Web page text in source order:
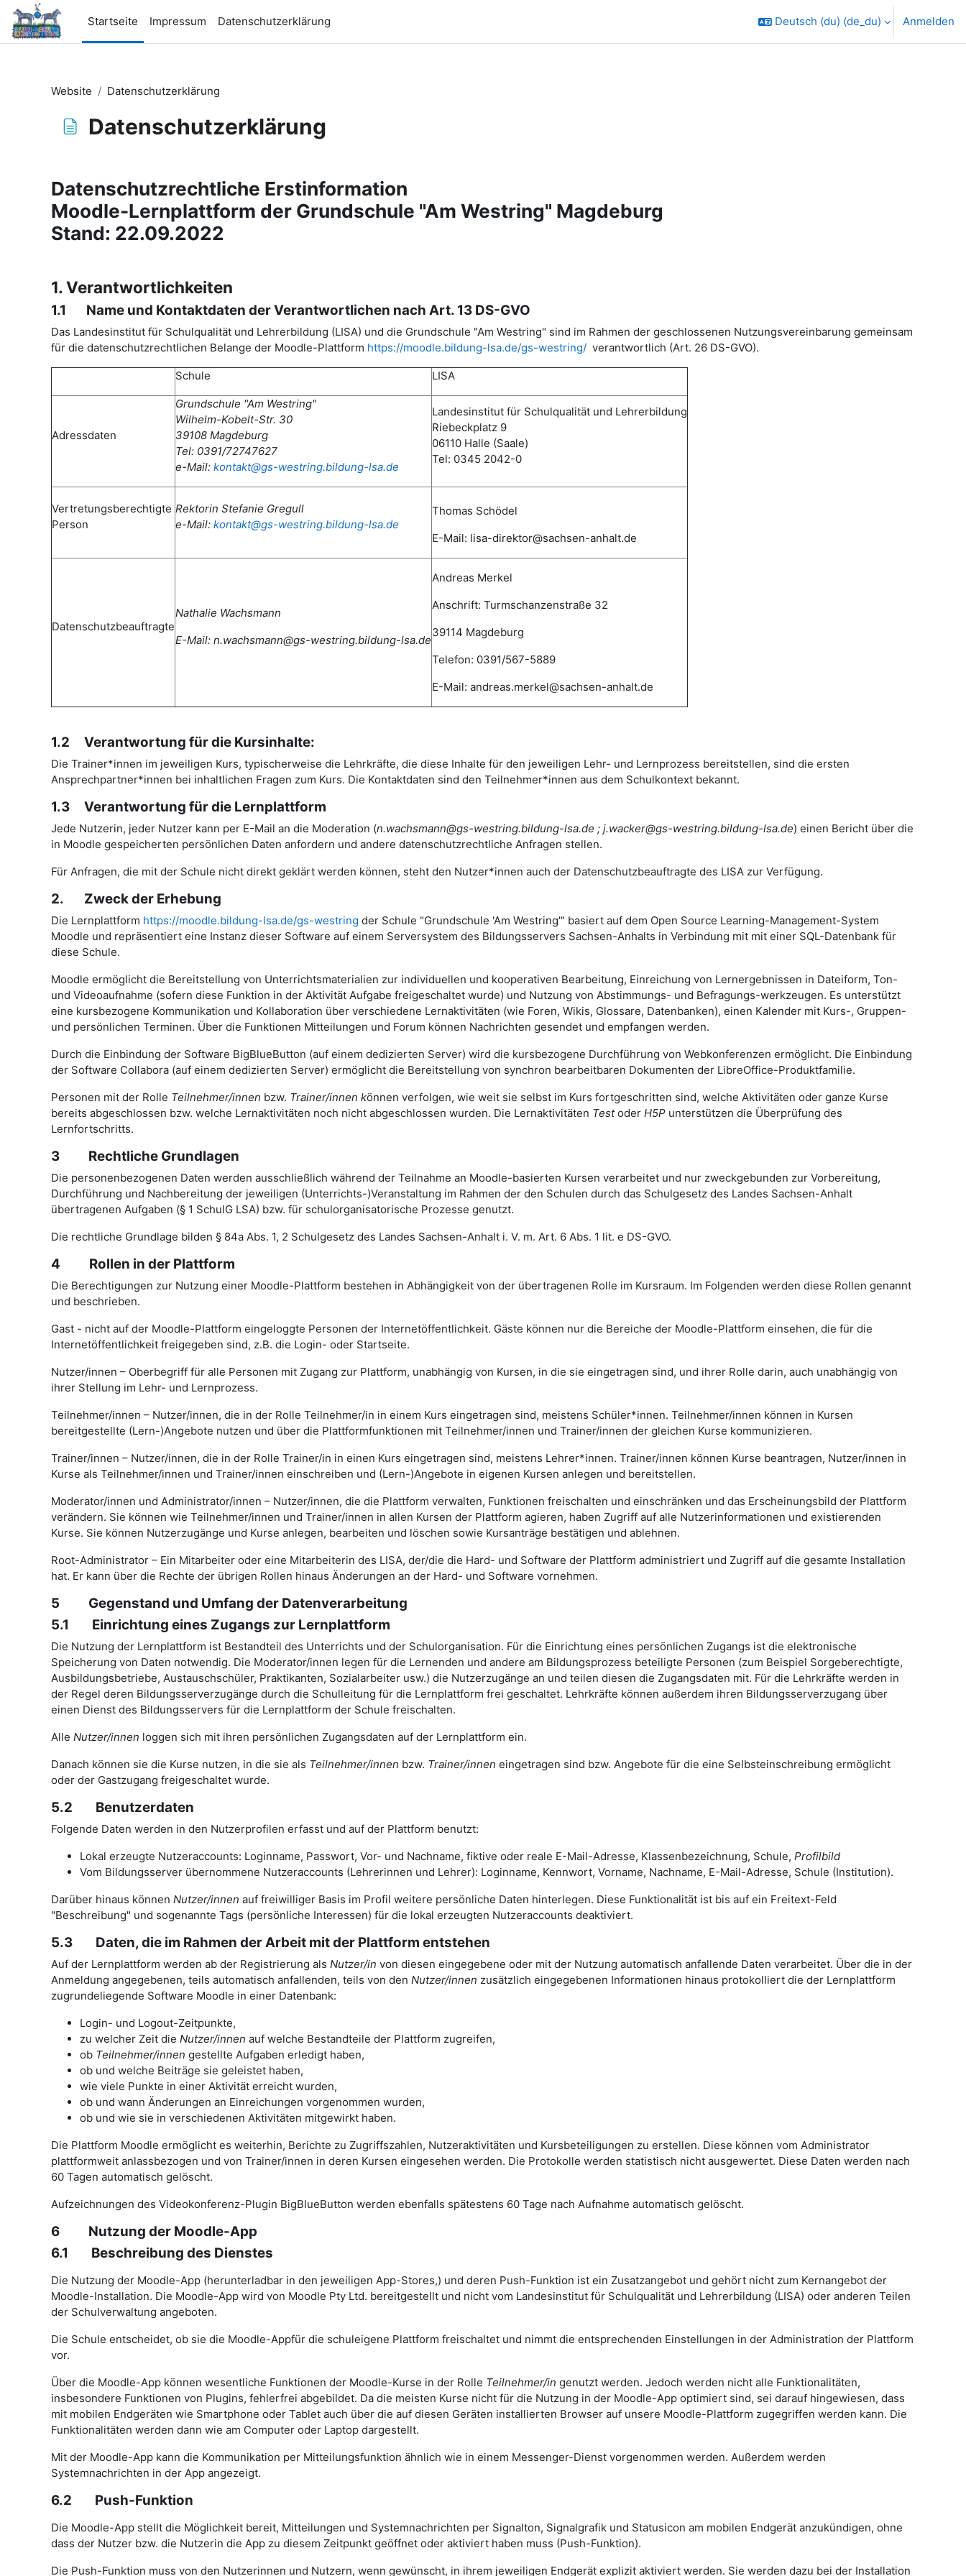
Zum Hauptinhalt
Startseite
Impressum Datenschutzerklärung Deutsch (du) ‎(de_du)‎ Anmelden
Website Datenschutzerklärung
Datenschutzerklärung
Datenschutzrechtliche Erstinformation
Moodle-Lernplattform der Grundschule "Am Westring" Magdeburg
Stand: 22.09.2022
1. Verantwortlichkeiten
1.1 Name und Kontaktdaten der Verantwortlichen nach Art. 13 DS-GVO
Das Landesinstitut für Schulqualität und Lehrerbildung (LISA) und die Grundschule "Am Westring" sind im Rahmen der geschlossenen Nutzungsvereinbarung gemeinsam
für die datenschutzrechtlichen Belange der Moodle-Plattform https://moodle.bildung-lsa.de/gs-westring/ verantwortlich (Art. 26 DS-GVO).
Schule LISA
Adressdaten
Grundschule "Am Westring"
Wilhelm-Kobelt-Str. 30
39108 Magdeburg
Tel: 0391/72747627
e-Mail: kontakt@gs-westring.bildung-lsa.de
Landesinstitut für Schulqualität und Lehrerbildung
Riebeckplatz 9
06110 Halle (Saale)
Tel: 0345 2042-0
Vertretungsberechtigte
Person
Rektorin Stefanie Gregull
e-Mail: kontakt@gs-westring.bildung-lsa.de
Thomas Schödel
E-Mail: lisa-direktor@sachsen-anhalt.de
Datenschutzbeauftragte
Nathalie Wachsmann
E-Mail: n.wachsmann@gs-westring.bildung-lsa.de
Andreas Merkel
Anschrift: Turmschanzenstraße 32
39114 Magdeburg
Telefon: 0391/567-5889
E-Mail: andreas.merkel@sachsen-anhalt.de
1.2 Verantwortung für die Kursinhalte:
Die Trainer*innen im jeweiligen Kurs, typischerweise die Lehrkräfte, die diese Inhalte für den jeweiligen Lehr- und Lernprozess bereitstellen, sind die ersten
Ansprechpartner*innen bei inhaltlichen Fragen zum Kurs. Die Kontaktdaten sind den Teilnehmer*innen aus dem Schulkontext bekannt.
1.3 Verantwortung für die Lernplattform
Jede Nutzerin, jeder Nutzer kann per E-Mail an die Moderation (n.wachsmann@gs-westring.bildung-lsa.de ; j.wacker@gs-westring.bildung-lsa.de) einen Bericht über die
in Moodle gespeicherten persönlichen Daten anfordern und andere datenschutzrechtliche Anfragen stellen.
Für Anfragen, die mit der Schule nicht direkt geklärt werden können, steht den Nutzer*innen auch der Datenschutzbeauftragte des LISA zur Verfügung.
2. Zweck der Erhebung
Die Lernplattform https://moodle.bildung-lsa.de/gs-westring der Schule "Grundschule 'Am Westring'" basiert auf dem Open Source Learning-Management-System
Moodle und repräsentiert eine Instanz dieser Software auf einem Serversystem des Bildungsservers Sachsen-Anhalts in Verbindung mit mit einer SQL-Datenbank für
diese Schule.
Moodle ermöglicht die Bereitstellung von Unterrichtsmaterialien zur individuellen und kooperativen Bearbeitung, Einreichung von Lernergebnissen in Dateiform, Ton-
und Videoaufnahme (sofern diese Funktion in der Aktivität Aufgabe freigeschaltet wurde) und Nutzung von Abstimmungs- und Befragungs-werkzeugen. Es unterstützt
eine kursbezogene Kommunikation und Kollaboration über verschiedene Lernaktivitäten (wie Foren, Wikis, Glossare, Datenbanken), einen Kalender mit Kurs-, Gruppen-
und persönlichen Terminen. Über die Funktionen Mitteilungen und Forum können Nachrichten gesendet und empfangen werden.
Durch die Einbindung der Software BigBlueButton (auf einem dedizierten Server) wird die kursbezogene Durchführung von Webkonferenzen ermöglicht. Die Einbindung
der Software Collabora (auf einem dedizierten Server) ermöglicht die Bereitstellung von synchron bearbeitbaren Dokumenten der LibreOffice-Produktfamilie.
Personen mit der Rolle Teilnehmer/innen bzw. Trainer/innen können verfolgen, wie weit sie selbst im Kurs fortgeschritten sind, welche Aktivitäten oder ganze Kurse
bereits abgeschlossen bzw. welche Lernaktivitäten noch nicht abgeschlossen wurden. Die Lernaktivitäten Testoder H5P unterstützen die Überprüfung des
Lernfortschritts.
3 Rechtliche Grundlagen
Die personenbezogenen Daten werden ausschließlich während der Teilnahme an Moodle-basierten Kursen verarbeitet und nur zweckgebunden zur Vorbereitung,
Durchführung und Nachbereitung der jeweiligen (Unterrichts-)Veranstaltung im Rahmen der den Schulen durch das Schulgesetz des Landes Sachsen-Anhalt
übertragenen Aufgaben (§ 1 SchulG LSA) bzw. für schulorganisatorische Prozesse genutzt.
Die rechtliche Grundlage bilden § 84a Abs. 1, 2 Schulgesetz des Landes Sachsen-Anhalt i. V. m. Art. 6 Abs. 1 lit. e DS-GVO.
4 Rollen in der Plattform
Die Berechtigungen zur Nutzung einer Moodle-Plattform bestehen in Abhängigkeit von der übertragenen Rolle im Kursraum. Im Folgenden werden diese Rollen genannt
und beschrieben.
Gast - nicht auf der Moodle-Plattform eingeloggte Personen der Internetöffentlichkeit. Gäste können nur die Bereiche der Moodle-Plattform einsehen, die für die
Internetöffentlichkeit freigegeben sind, z.B. die Login- oder Startseite.
Nutzer/innen – Oberbegriff für alle Personen mit Zugang zur Plattform, unabhängig von Kursen, in die sie eingetragen sind, und ihrer Rolle darin, auch unabhängig von
ihrer Stellung im Lehr- und Lernprozess.
Teilnehmer/innen – Nutzer/innen, die in der Rolle Teilnehmer/in in einem Kurs eingetragen sind, meistens Schüler*innen. Teilnehmer/innen können in Kursen
bereitgestellte (Lern-)Angebote nutzen und über die Plattformfunktionen mit Teilnehmer/innen und Trainer/innen der gleichen Kurse kommunizieren.
Trainer/innen – Nutzer/innen, die in der Rolle Trainer/in in einen Kurs eingetragen sind, meistens Lehrer*innen. Trainer/innen können Kurse beantragen, Nutzer/innen in
Kurse als Teilnehmer/innen und Trainer/innen einschreiben und (Lern-)Angebote in eigenen Kursen anlegen und bereitstellen.
Moderator/innen und Administrator/innen – Nutzer/innen, die die Plattform verwalten, Funktionen freischalten und einschränken und das Erscheinungsbild der Plattform
verändern. Sie können wie Teilnehmer/innen und Trainer/innen in allen Kursen der Plattform agieren, haben Zugriff auf alle Nutzerinformationen und existierenden
Kurse. Sie können Nutzerzugänge und Kurse anlegen, bearbeiten und löschen sowie Kursanträge bestätigen und ablehnen.
Root-Administrator – Ein Mitarbeiter oder eine Mitarbeiterin des LISA, der/die die Hard- und Software der Plattform administriert und Zugriff auf die gesamte Installation
hat. Er kann über die Rechte der übrigen Rollen hinaus Änderungen an der Hard- und Software vornehmen.
5 Gegenstand und Umfang der Datenverarbeitung
5.1 Einrichtung eines Zugangs zur Lernplattform
Die Nutzung der Lernplattform ist Bestandteil des Unterrichts und der Schulorganisation. Für die Einrichtung eines persönlichen Zugangs ist die elektronische
Speicherung von Daten notwendig. Die Moderator/innen legen für die Lernenden und andere am Bildungsprozess beteiligte Personen (zum Beispiel Sorgeberechtigte,
Ausbildungsbetriebe, Austauschschüler, Praktikanten, Sozialarbeiter usw.) die Nutzerzugänge an und teilen diesen die Zugangsdaten mit. Für die Lehrkräfte werden in
der Regel deren Bildungsserverzugänge durch die Schulleitung für die Lernplattform frei geschaltet. Lehrkräfte können außerdem ihren Bildungsserverzugang über
einen Dienst des Bildungsservers für die Lernplattform der Schule freischalten.
Alle Nutzer/innen loggen sich mit ihren persönlichen Zugangsdaten auf der Lernplattform ein.
Danach können sie die Kurse nutzen, in die sie als Teilnehmer/innen bzw. Trainer/innen eingetragen sind bzw. Angebote für die eine Selbsteinschreibung ermöglicht
oder der Gastzugang freigeschaltet wurde.
5.2 Benutzerdaten
Folgende Daten werden in den Nutzerprofilen erfasst und auf der Plattform benutzt:
Lokal erzeugte Nutzeraccounts: Loginname, Passwort, Vor- und Nachname, fiktive oder reale E-Mail-Adresse, Klassenbezeichnung, Schule, Profilbild
Vom Bildungsserver übernommene Nutzeraccounts (Lehrerinnen und Lehrer): Loginname, Kennwort, Vorname, Nachname, E-Mail-Adresse, Schule (Institution).
Darüber hinaus können Nutzer/innen auf freiwilliger Basis im Profil weitere persönliche Daten hinterlegen. Diese Funktionalität ist bis auf ein Freitext-Feld
"Beschreibung" und sogenannte Tags (persönliche Interessen) für die lokal erzeugten Nutzeraccounts deaktiviert.
5.3 Daten, die im Rahmen der Arbeit mit der Plattform entstehen
Auf der Lernplattform werden ab der Registrierung als Nutzer/in von diesen eingegebene oder mit der Nutzung automatisch anfallende Daten verarbeitet. Über die in der
Anmeldung angegebenen, teils automatisch anfallenden, teils von den Nutzer/innen zusätzlich eingegebenen Informationen hinaus protokolliert die der Lernplattform
zugrundeliegende Software Moodle in einer Datenbank:
Login- und Logout-Zeitpunkte,
zu welcher Zeit die Nutzer/innen auf welche Bestandteile der Plattform zugreifen,
ob Teilnehmer/innen gestellte Aufgaben erledigt haben,
ob und welche Beiträge sie geleistet haben,
wie viele Punkte in einer Aktivität erreicht wurden,
ob und wann Änderungen an Einreichungen vorgenommen wurden,
ob und wie sie in verschiedenen Aktivitäten mitgewirkt haben.
Die Plattform Moodle ermöglicht es weiterhin, Berichte zu Zugriffszahlen, Nutzeraktivitäten und Kursbeteiligungen zu erstellen. Diese können vom Administrator
plattformweit anlassbezogen und von Trainer/innen in deren Kursen eingesehen werden. Die Protokolle werden statistisch nicht ausgewertet. Diese Daten werden nach
60 Tagen automatisch gelöscht.
Aufzeichnungen des Videokonferenz-Plugin BigBlueButton werden ebenfalls spätestens 60 Tage nach Aufnahme automatisch gelöscht.
6 Nutzung der Moodle-App
6.1 Beschreibung des Dienstes
Die Nutzung der Moodle-App (herunterladbar in den jeweiligen App-Stores,) und deren Push-Funktion ist ein Zusatzangebot und gehört nicht zum Kernangebot der
Moodle-Installation. Die Moodle-App wird von Moodle Pty Ltd. bereitgestellt und nicht vom Landesinstitut für Schulqualität und Lehrerbildung (LISA) oder anderen Teilen
der Schulverwaltung angeboten.
Die Schule entscheidet, ob sie die Moodle-Appfür die schuleigene Plattform freischaltet und nimmt die entsprechenden Einstellungen in der Administration der Plattform
vor.
Über die Moodle-App können wesentliche Funktionen der Moodle-Kurse in der Rolle Teilnehmer/in genutzt werden. Jedoch werden nicht alle Funktionalitäten,
insbesondere Funktionen von Plugins, fehlerfrei abgebildet. Da die meisten Kurse nicht für die Nutzung in der Moodle-App optimiert sind, sei darauf hingewiesen, dass
mit mobilen Endgeräten wie Smartphone oder Tablet auch über die auf diesen Geräten installierten Browser auf unsere Moodle-Plattform zugegriffen werden kann. Die
Funktionalitäten werden dann wie am Computer oder Laptop dargestellt.
Mit der Moodle-App kann die Kommunikation per Mitteilungsfunktion ähnlich wie in einem Messenger-Dienst vorgenommen werden. Außerdem werden
Systemnachrichten in der App angezeigt.
6.2 Push-Funktion
Die Moodle-App stellt die Möglichkeit bereit, Mitteilungen und Systemnachrichten per Signalton, Signalgrafik und Statusicon am mobilen Endgerät anzukündigen, ohne
dass der Nutzer bzw. die Nutzerin die App zu diesem Zeitpunkt geöffnet oder aktiviert haben muss (Push-Funktion).
Die Push-Funktion muss von den Nutzerinnen und Nutzern, wenn gewünscht, in ihrem jeweiligen Endgerät explizit aktiviert werden. Sie werden dazu bei der Installation